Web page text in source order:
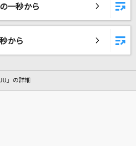
ンス(原曲キー)
一秒から
から
」の詳細